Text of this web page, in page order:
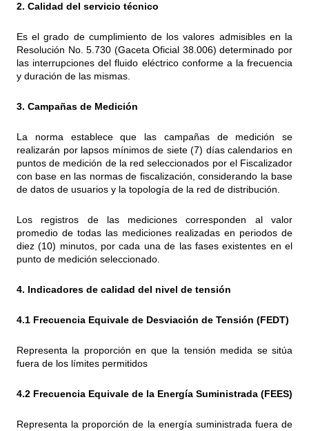
2. Calidad del servicio técnico
Es el grado de cumplimiento de los valores admisibles en la
Resolución No. 5.730 (Gaceta Oficial 38.006) determinado por
las interrupciones del fluido eléctrico conforme a la frecuencia
y duración de las mismas.
3. Campañas de Medición
La norma establece que las campañas de medición se
realizarán por lapsos mínimos de siete (7) días calendarios en
puntos de medición de la red seleccionados por el Fiscalizador
con base en las normas de fiscalización, considerando la base
de datos de usuarios y la topología de la red de distribución.
Los registros de las mediciones corresponden al valor
promedio de todas las mediciones realizadas en periodos de
diez (10) minutos, por cada una de las fases existentes en el
punto de medición seleccionado.
4. Indicadores de calidad del nivel de tensión
4.1 Frecuencia Equivale de Desviación de Tensión (FEDT)
Representa la proporción en que la tensión medida se sitúa
fuera de los límites permitidos
4.2 Frecuencia Equivale de la Energía Suministrada (FEES)
Representa la proporción de la energía suministrada fuera de